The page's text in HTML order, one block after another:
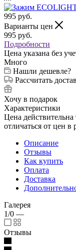
995 руб.
Варианты цен
995 руб.
Подробности
Цена указана без
Много
Нашли дешевле?
Рассчитать
Хочу в подарок
Характеристики
Цена
отличаться от цен
Описание
Отзывы
Как купить
Оплата
Доставка
Галерея
1/0 —
Отзывы